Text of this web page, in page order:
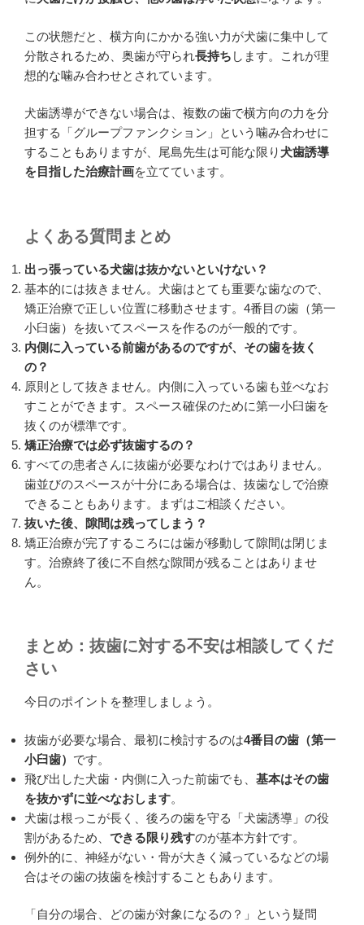
この状態だと、横方向にかかる強い力が犬歯に集中して
分散されるため、奥歯が守られ長持ち します。これが理
想的な噛み合わせとされています。
犬歯誘導ができない場合は、複数の歯で横方向の力を分
担する「グループファンクション」という噛み合わせに
することもありますが、尾島先生は可能な限り犬歯誘導
を目指した治療計画を立てています。
よくある質問まとめ
出っ張っている犬歯は抜かないといけない？
基本的には抜きません。犬歯はとても重要な歯なので、
矯正治療で正しい位置に移動させます。4番目の歯（第一
小臼歯）を抜いてスペースを作るのが一般的です。
内側に入っている前歯があるのですが、その歯を抜く
の？
原則として抜きません。内側に入っている歯も並べなお
すことができます。スペース確保のために第一小臼歯を
抜くのが標準です。
矯正治療では必ず抜歯するの？
すべての患者さんに抜歯が必要なわけではありません。
歯並びのスペースが十分にある場合は、抜歯なしで治療
できることもあります。まずはご相談ください。
抜いた後、隙間は残ってしまう？
矯正治療が完了するころには歯が移動して隙間は閉じま
す。治療終了後に不自然な隙間が残ることはありませ
ん。
まとめ：抜歯に対する不安は相談してくだ
さい
今日のポイントを整理しましょう。
抜歯が必要な場合、最初に検討するのは4番目の歯（第一
小臼歯） です。
飛び出した犬歯・内側に入った前歯でも、 基本はその歯
を抜かずに並べなおします。
犬歯は根っこが長く、後ろの歯を守る「犬歯誘導」の役
割があるため、 できる限り残すのが基本方針です。
例外的に、神経がない・骨が大きく減っているなどの場
合はその歯の抜歯を検討することもあります。
「自分の場合、どの歯が対象になるの？」という疑問